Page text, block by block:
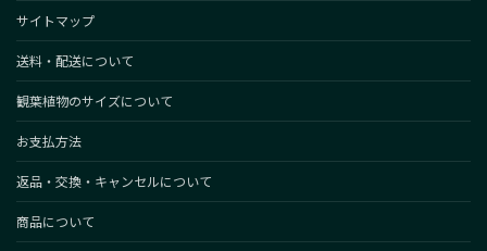
サイトマップ
送料・配送について
観葉植物のサイズについて
お支払方法
返品・交換・キャンセルについて
商品について